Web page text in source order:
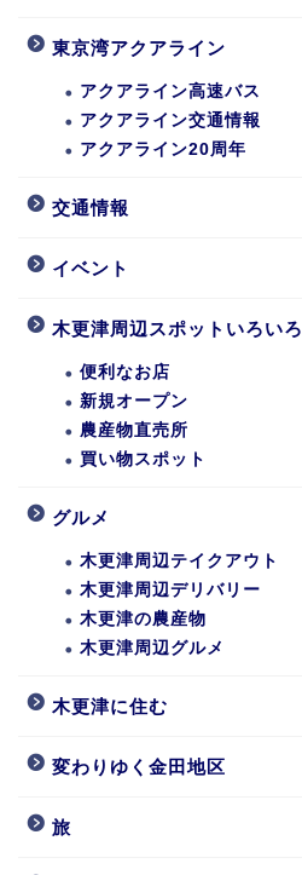
東京湾アクアライン
アクアライン高速バス
アクアライン交通情報
アクアライン20周年
交通情報
イベント
木更津周辺スポットいろいろ
便利なお店
新規オープン
農産物直売所
買い物スポット
グルメ
木更津周辺テイクアウト
木更津周辺デリバリー
木更津の農産物
木更津周辺グルメ
木更津に住む
変わりゆく金田地区
旅